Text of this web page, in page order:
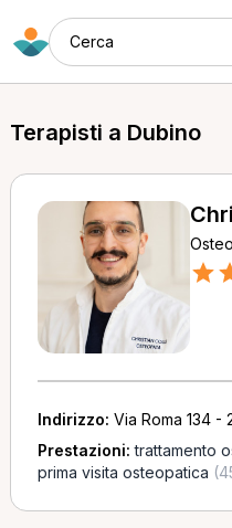
Cerca
Terapisti a Dubino
Indirizzo: Via Roma 134 -
Prestazioni:trattamento
prima visita osteopatica